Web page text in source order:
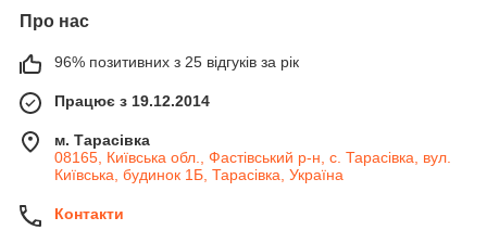
Про нас
96% позитивних з 25 відгуків за рік
Працює з 19.12.2014
м. Тарасівка
08165, Київська обл., Фастівський р-н, с. Тарасівка, вул.
Київська, будинок 1Б, Тарасівка, Україна
Контакти